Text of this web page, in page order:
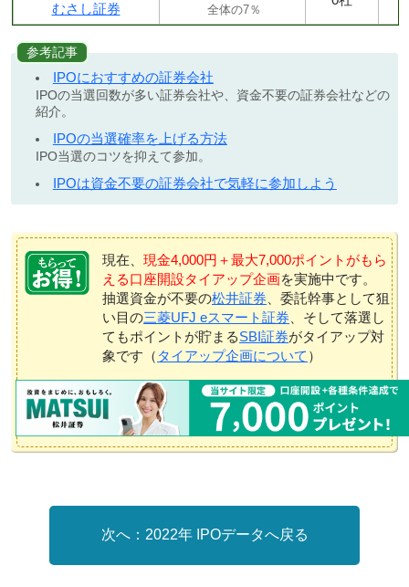
むさし証券 全体の7％
参考記事
IPOにおすすめの証券会社
IPOの当選回数が多い証券会社や、資金不要の証券会社などの
紹介。
IPOの当選確率を上げる方法
IPO当選のコツを抑えて参加。
IPOは資金不要の証券会社で気軽に参加しよう
現在、 現金4,000円＋最大7,000ポイントがもら
える口座開設タイアップ企画を実施中です。
抽選資金が不要の松井証券 、委託幹事として狙
い目の三菱UFJ eスマート証券 、そして落選し
てもポイントが貯まるSBI証券がタイアップ対
象です（ タイアップ企画について ）
2022年 IPOデータへ戻る